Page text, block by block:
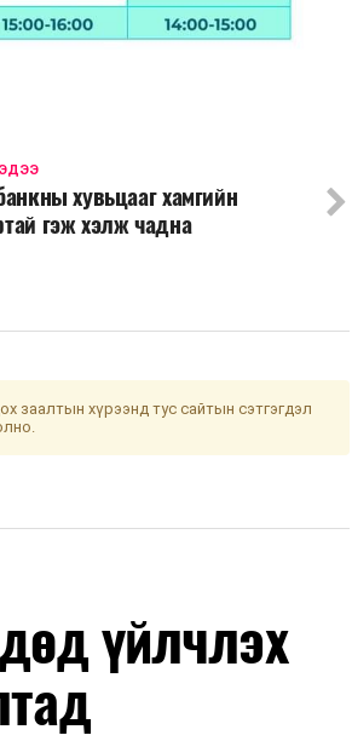
хувьцааг хамгийн
гэж хэлж чадна
заалтын хүрээнд тус сайтын сэтгэгдэл
үйлчлэх